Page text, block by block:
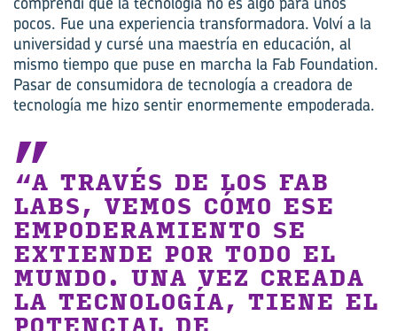
pocos. Fue una experiencia transformadora. Volví a la
universidad y cursé una maestría en educación, al
mismo tiempo que puse en marcha la Fab Foundation.
Pasar de consumidora de tecnología a creadora de
tecnología me hizo sentir enormemente empoderada.
“A TRAVÉS DE LOS FAB
LABS, VEMOS CÓMO ESE
EMPODERAMIENTO SE
EXTIENDE POR TODO EL
MUNDO. UNA VEZ CREADA
LA TECNOLOGÍA, TIENE EL